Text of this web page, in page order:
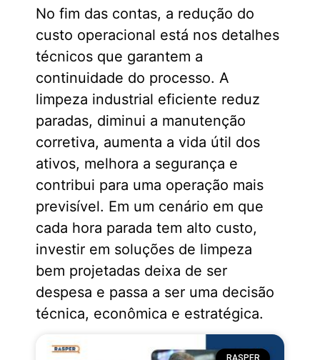
No fim das contas, a redução do
custo operacional está nos detalhes
técnicos que garantem a
continuidade do processo. A
limpeza industrial eficiente reduz
paradas, diminui a manutenção
corretiva, aumenta a vida útil dos
ativos, melhora a segurança e
contribui para uma operação mais
previsível. Em um cenário em que
cada hora parada tem alto custo,
investir em soluções de limpeza
bem projetadas deixa de ser
despesa e passa a ser uma decisão
técnica, econômica e estratégica.
RASPER